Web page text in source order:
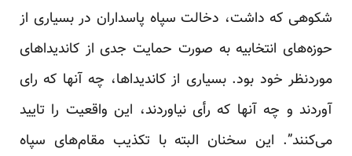
شکوهی که داشت، دخالت سپاه پاسداران در بسیاری از
حوزه‌های انتخابیه به صورت حمایت جدی از کاندیداهای
موردنظر خود بود. بسیاری از کاندیداها، چه آنها که رای
آوردند و چه آنها که رأی نیاوردند، این واقعیت را تایید
می‌کنند”. این سخنان البته با تکذیب مقام‌های سپاه